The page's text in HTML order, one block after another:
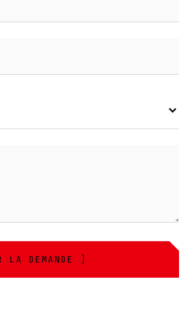
LA DEMANDE ]